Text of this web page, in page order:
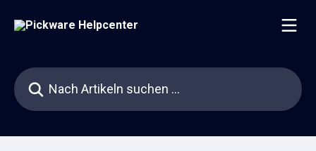
Nach Artikeln suchen …